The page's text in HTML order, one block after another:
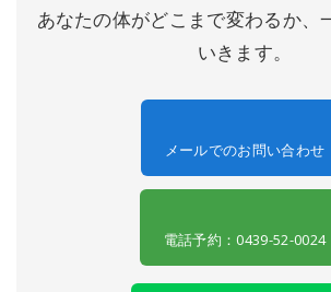
あなたの体がどこまで変わるか、
いきます。
メールでのお問い合わせ
電話予約：0439-52-0024